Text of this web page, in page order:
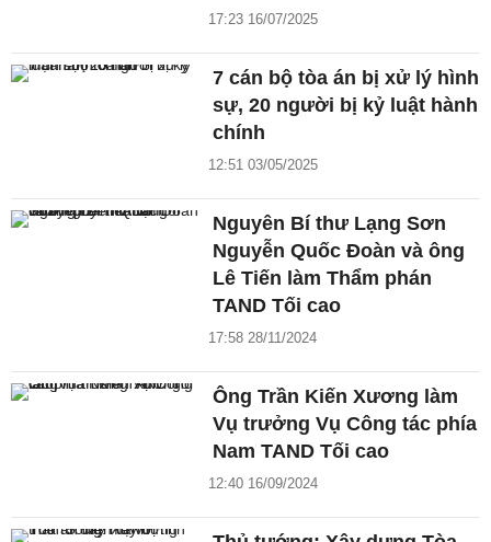
17:23 16/07/2025
7 cán bộ tòa án bị xử lý hình
sự, 20 người bị kỷ luật hành
chính
12:51 03/05/2025
Nguyên Bí thư Lạng Sơn
Nguyễn Quốc Đoàn và ông
Lê Tiến làm Thẩm phán
TAND Tối cao
17:58 28/11/2024
Ông Trần Kiến Xương làm
Vụ trưởng Vụ Công tác phía
Nam TAND Tối cao
12:40 16/09/2024